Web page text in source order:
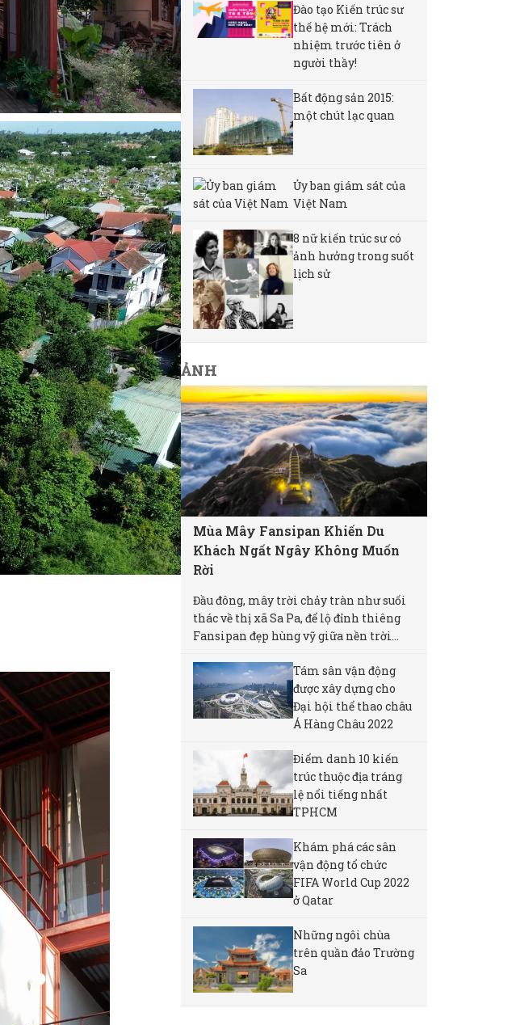
Đào tạo Kiến trúc sư
thế hệ mới: Trách
nhiệm trước tiên ở
người thầy!
Bất động sản 2015:
một chút lạc quan
Ủy ban giám sát của
Việt Nam
8 nữ kiến ​​trúc sư có
ảnh hưởng trong suốt
lịch sử
ẢNH
Mùa Mây Fansipan Khiến Du
Khách Ngất Ngây Không Muốn
Rời
Đầu đông, mây trời chảy tràn như suối
thác về thị xã Sa Pa, để lộ đỉnh thiêng
Fansipan đẹp hùng vỹ giữa nền trời...
Tám sân vận động
được xây dựng cho
Đại hội thể thao châu
Á Hàng Châu 2022
Điểm danh 10 kiến
trúc thuộc địa tráng
lệ nổi tiếng nhất
TPHCM
Khám phá các sân
vận động tổ chức
FIFA World Cup 2022
ở Qatar
Những ngôi chùa
trên quần đảo Trường
Sa